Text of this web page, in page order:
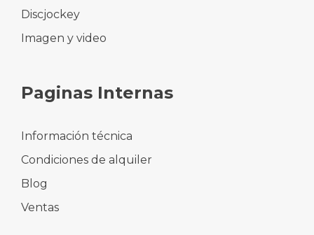
Discjockey
Imagen y video
Paginas Internas
Información técnica
Condiciones de alquiler
Blog
Ventas